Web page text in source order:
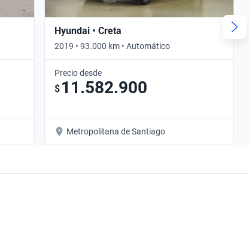
Hyundai • Creta
2019 • 93.000 km • Automático
Precio desde
$ 11.582.900
Metropolitana de Santiago